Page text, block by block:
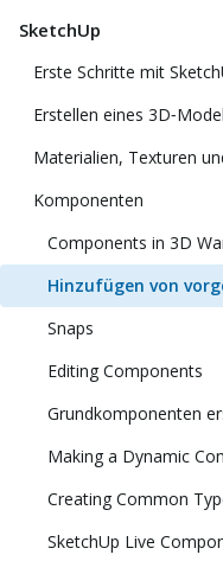
SketchUp
Erste Schritte mit
Erstellen eines
Materialien, Texturen
Komponenten
Components in 3D
Snaps
Editing Components
Grundkomponenten
Making a Dynamic
Creating Common
SketchUp Live